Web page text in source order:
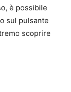
è possibile
sul pulsante
scoprire